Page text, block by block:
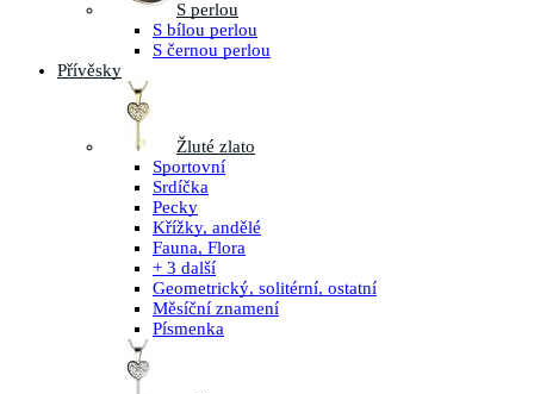
S perlou
S bílou perlou
S černou perlou
Přívěsky
Žluté zlato
Sportovní
Srdíčka
Pecky
Křížky, andělé
Fauna, Flora
+ 3 další
Geometrický, solitérní, ostatní
Měsíční znamení
Písmenka